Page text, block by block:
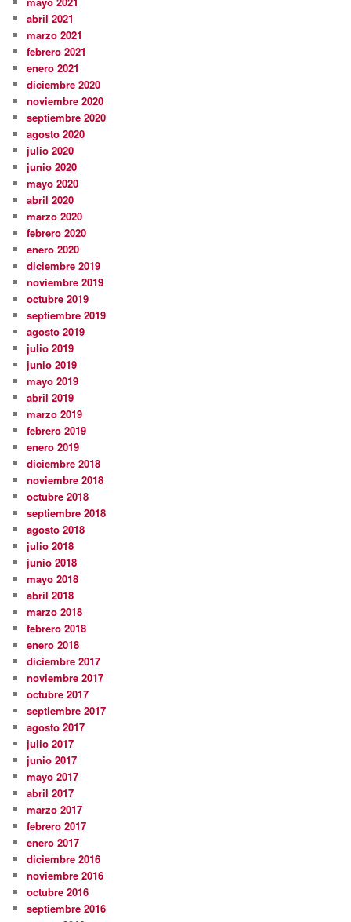
abril 2021
marzo 2021
febrero 2021
enero 2021
diciembre 2020
noviembre 2020
septiembre 2020
agosto 2020
julio 2020
junio 2020
mayo 2020
abril 2020
marzo 2020
febrero 2020
enero 2020
diciembre 2019
noviembre 2019
octubre 2019
septiembre 2019
agosto 2019
julio 2019
junio 2019
mayo 2019
abril 2019
marzo 2019
febrero 2019
enero 2019
diciembre 2018
noviembre 2018
octubre 2018
septiembre 2018
agosto 2018
julio 2018
junio 2018
mayo 2018
abril 2018
marzo 2018
febrero 2018
enero 2018
diciembre 2017
noviembre 2017
octubre 2017
septiembre 2017
agosto 2017
julio 2017
junio 2017
mayo 2017
abril 2017
marzo 2017
febrero 2017
enero 2017
diciembre 2016
noviembre 2016
octubre 2016
septiembre 2016